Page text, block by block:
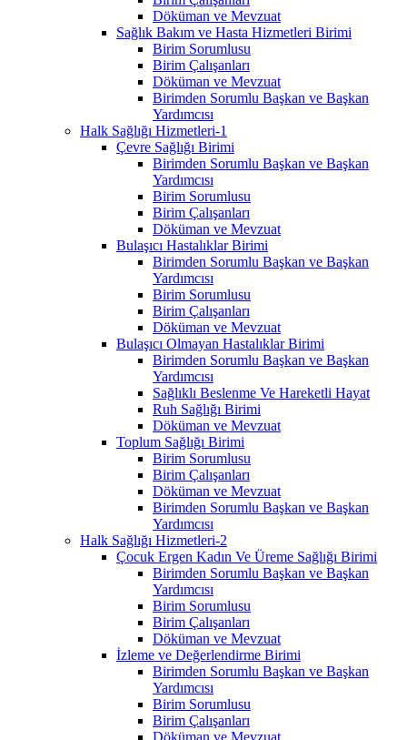
Döküman ve Mevzuat
Sağlık Bakım ve Hasta Hizmetleri Birimi
Birim Sorumlusu
Birim Çalışanları
Döküman ve Mevzuat
Birimden Sorumlu Başkan ve Başkan
Yardımcısı
Halk Sağlığı Hizmetleri-1
Çevre Sağlığı Birimi
Birimden Sorumlu Başkan ve Başkan
Yardımcısı
Birim Sorumlusu
Birim Çalışanları
Döküman ve Mevzuat
Bulaşıcı Hastalıklar Birimi
Birimden Sorumlu Başkan ve Başkan
Yardımcısı
Birim Sorumlusu
Birim Çalışanları
Döküman ve Mevzuat
Bulaşıcı Olmayan Hastalıklar Birimi
Birimden Sorumlu Başkan ve Başkan
Yardımcısı
Sağlıklı Beslenme Ve Hareketli Hayat
Ruh Sağlığı Birimi
Döküman ve Mevzuat
Toplum Sağlığı Birimi
Birim Sorumlusu
Birim Çalışanları
Döküman ve Mevzuat
Birimden Sorumlu Başkan ve Başkan
Yardımcısı
Halk Sağlığı Hizmetleri-2
Çocuk Ergen Kadın Ve Üreme Sağlığı Birimi
Birimden Sorumlu Başkan ve Başkan
Yardımcısı
Birim Sorumlusu
Birim Çalışanları
Döküman ve Mevzuat
İzleme ve Değerlendirme Birimi
Birimden Sorumlu Başkan ve Başkan
Yardımcısı
Birim Sorumlusu
Birim Çalışanları
Döküman ve Mevzuat